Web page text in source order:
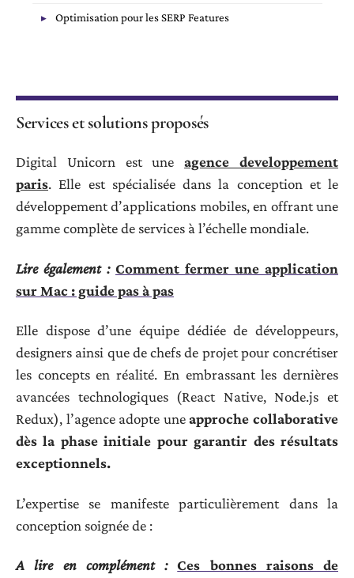
Optimisation pour les SERP Features
Services et solutions proposés
Digital Unicorn est uneagence developpement
paris. Elle est spécialisée dans la conception et le
développement d’applications mobiles, en offrant une
gamme complète de services à l’échelle mondiale.
Lire également : Comment fermer une application
sur Mac : guide pas à pas
Elle dispose d’une équipe dédiée de développeurs,
designers ainsi que de chefs de projet pour concrétiser
les concepts en réalité. En embrassant les dernières
avancées technologiques (React Native, Node.js et
Redux), l’agence adopte uneapproche collaborative
dès la phase initiale pour garantir des résultats
exceptionnels.
L’expertise se manifeste particulièrement dans la
conception soignée de :
A lire en complément : Ces bonnes raisons de